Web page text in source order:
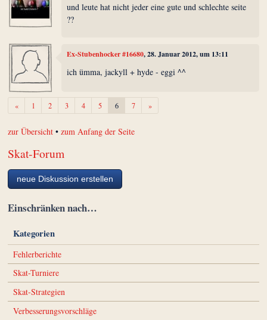
und leute hat nicht jeder eine gute und schlechte seite
??
Ex-Stubenhocker #16680, 28. Januar 2012, um 13:11
ich ümma, jackyll + hyde - eggi ^^
«Zurück1 2 3 4 5 6 7 »Weiter
zur Übersicht •zum Anfang der Seite
Skat-Forum
neue Diskussion erstellen
Einschränken nach…
Kategorien
Fehlerberichte
Skat-Turniere
Skat-Strategien
Verbesserungsvorschläge